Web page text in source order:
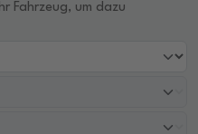
Fahrzeug, um dazu